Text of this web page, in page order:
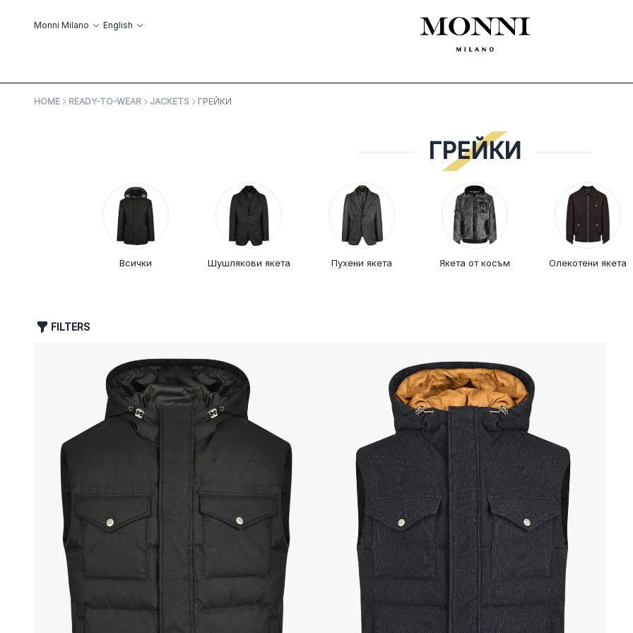
Monni Milano Language
English
HOME READY-TO-WEAR JACKETS ГРЕЙКИ
ГРЕЙКИ
Всички Шушлякови якета Пухени якета Якета от косъм Олекотени якета
FILTERS